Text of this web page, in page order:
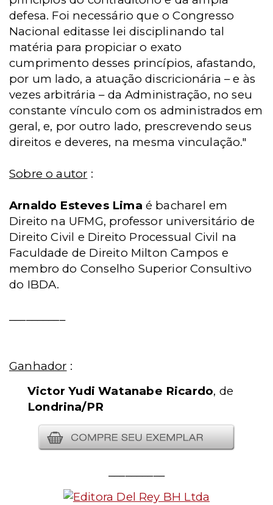
defesa. Foi necessário que o Congresso
Nacional editasse lei disciplinando tal
matéria para propiciar o exato
cumprimento desses princípios, afastando,
por um lado, a atuação discricionária – e às
vezes arbitrária – da Administração, no seu
constante vínculo com os administrados em
geral, e, por outro lado, prescrevendo seus
direitos e deveres, na mesma vinculação."
Sobre o autor :
Arnaldo Esteves Lima é bacharel em
Direito na UFMG, professor universitário de
Direito Civil e Direito Processual Civil na
Faculdade de Direito Milton Campos e
membro do Conselho Superior Consultivo
do IBDA.
Ganhador :
Victor Yudi Watanabe Ricardo, de
Londrina/PR